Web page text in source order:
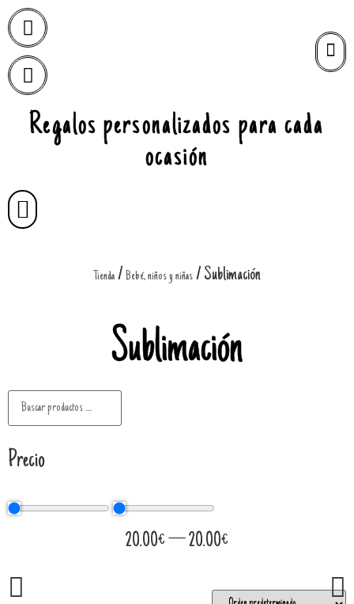
Regalos personalizados para cada
ocasión
Tienda / Bebé, niños y niñas / Sublimación
Sublimación
Precio
20.00€—20.00€